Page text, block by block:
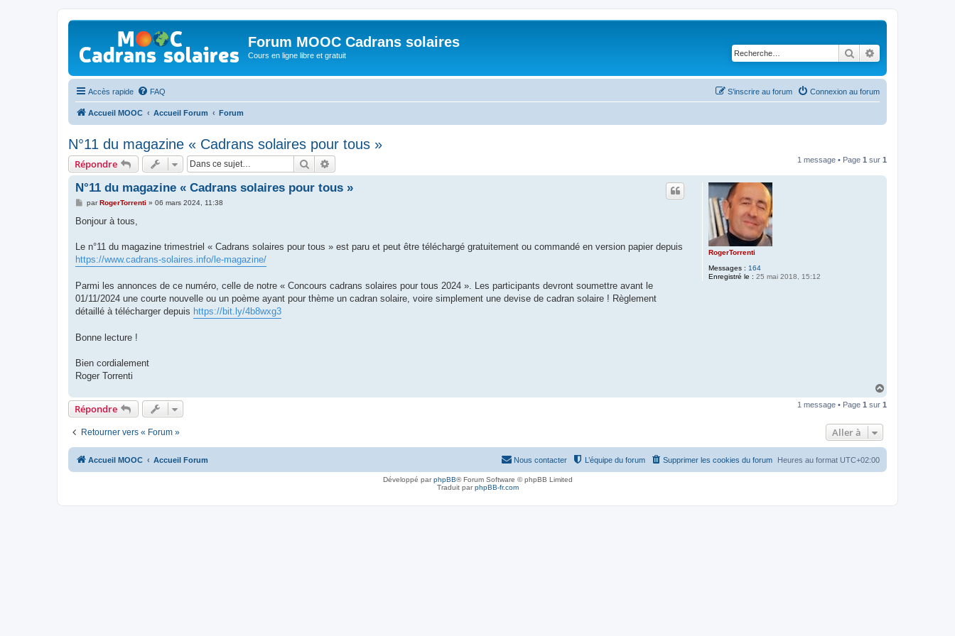
Forum MOOC Cadrans solaires
Cours en ligne libre et gratuit Rechercher
Accès rapide FAQ Connexion au forum
S’inscrire au forum
Accueil MOOC Accueil Forum Forum
N°11 du magazine « Cadrans solaires pour tous »
Répondre Rechercher 1 message • Page 1 sur 1
RogerTorrenti
Messages : 164
Enregistré le : 25 mai 2018, 15:12
N°11 du magazine « Cadrans solaires pour tous »
M
s
g
parRogerTorrenti » 06 mars 2024, 11:38
Bonjour à tous,
Le n°11 du magazine trimestriel « Cadrans solaires pour tous » est paru et peut être téléchargé gratuitement ou commandé en version papier depuis
https://www.cadrans-solaires.info/le-magazine/
Parmi les annonces de ce numéro, celle de notre « Concours cadrans solaires pour tous 2024 ». Les participants devront soumettre avant le
01/11/2024 une courte nouvelle ou un poème ayant pour thème un cadran solaire, voire simplement une devise de cadran solaire ! Règlement
détaillé à télécharger depuis https://bit.ly/4b8wxg3
Bonne lecture !
Bien cordialement
Roger Torrenti
u
Répondre 1 message • Page 1 sur 1
Retourner vers « Forum » Aller à
Accueil MOOC Accueil Forum Heures au format UTC+02:00
Supprimer les cookies du forum
L’équipe du forum
Nous contacter
Développé parphpBB® Forum Software © phpBB Limited
Traduit parphpBB-fr.com